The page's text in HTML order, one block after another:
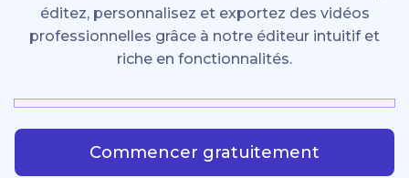
éditez, personnalisez et exportez des vidéos
professionnelles grâce à notre éditeur intuitif et
riche en fonctionnalités.
Commencer gratuitement